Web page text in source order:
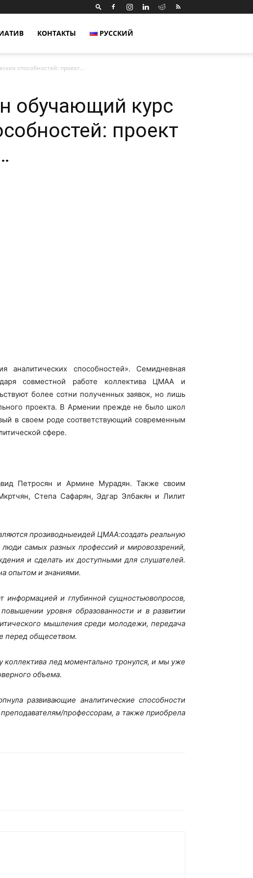
КОНТАКТЫ РУССКИЙ
способностей: проект...
обучающий курс
проект
аналитических способностей». Семидневная
совместной работе коллектива ЦМАА и
более сотни полученных заявок, но лишь
проекта. В Армении прежде не было школ
в своем роде соответствующий современным
сфере.
Петросян и Армине Мурадян. Также своим
Степа Сафарян, Эдгар Элбакян и Лилит
прозиводныеидей ЦМАА:создать реальную
самых разных профессий и мировоззрений,
и сделать их доступными для слушателей.
опытом и знаниями.
информацией и глубинной сущностьювопросов,
уровня образованности и в развитии
мышления среди молодежи, передача
перед общесетвом.
коллектива лед моментально тронулся, и мы уже
объема.
развивающие аналитические способности
профессорам, а также приобрела